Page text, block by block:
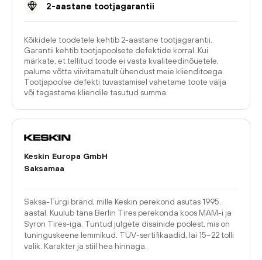
2-aastane tootjagarantii
Kõikidele toodetele kehtib 2-aastane tootjagarantii.
Garantii kehtib tootjapoolsete defektide korral. Kui
märkate, et tellitud toode ei vasta kvaliteedinõuetele,
palume võtta viivitamatult ühendust meie klienditoega.
Tootjapoolse defekti tuvastamisel vahetame toote välja
või tagastame kliendile tasutud summa.
Keskin Europa GmbH
Saksamaa
Saksa-Türgi bränd, mille Keskin perekond asutas 1995.
aastal. Kuulub täna Berlin Tires perekonda koos MAM-i ja
Syron Tires-iga. Tuntud julgete disainide poolest, mis on
tuninguskeene lemmikud. TÜV-sertifikaadid, lai 15–22 tolli
valik. Karakter ja stiil hea hinnaga.